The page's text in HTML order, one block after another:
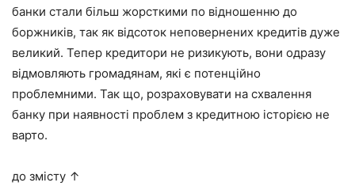
банки стали більш жорсткими по відношенню до
боржників, так як відсоток неповернених кредитів дуже
великий. Тепер кредитори не ризикують, вони одразу
відмовляють громадянам, які є потенційно
проблемними. Так що, розраховувати на схвалення
банку при наявності проблем з кредитною історією не
варто.
до змісту ↑